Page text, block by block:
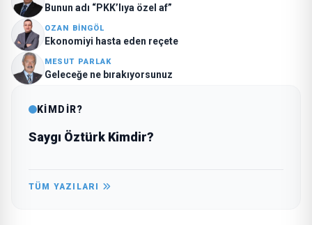
Bunun adı “PKK’lıya özel af”
OZAN BINGÖL
Ekonomiyi hasta eden reçete
MESUT PARLAK
Geleceğe ne bırakıyorsunuz
KİMDİR?
Saygı Öztürk Kimdir?
TÜM YAZILARI